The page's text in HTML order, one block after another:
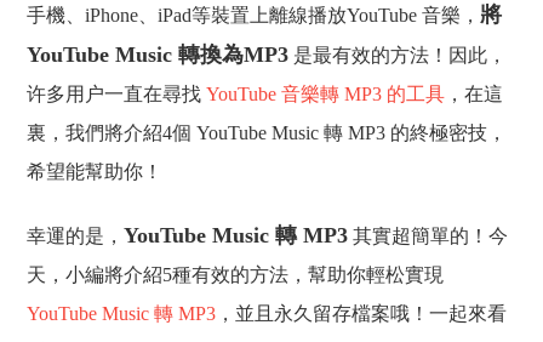
手機、iPhone、iPad等裝置上離線播放YouTube 音樂， 將
YouTube Music 轉換為MP3 是最有效的方法！因此，
许多用户一直在尋找YouTube 音樂轉 MP3 的工具 ，在這
裏，我們將介紹4個 YouTube Music 轉 MP3 的終極密技，
希望能幫助你！
幸運的是，YouTube Music 轉 MP3 其實超簡單的！今
天，小編將介紹5種有效的方法，幫助你輕松實現
YouTube Music 轉 MP3 ，並且永久留存檔案哦！一起來看